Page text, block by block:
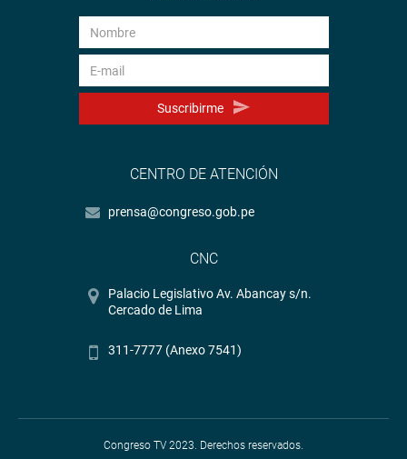
Suscribirme
CENTRO DE ATENCIÓN
prensa@congreso.gob.pe
CNC
Palacio Legislativo Av. Abancay s/n.
Cercado de Lima
311-7777 (Anexo 7541)
Congreso TV 2023. Derechos reservados.